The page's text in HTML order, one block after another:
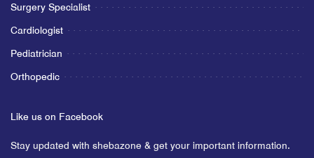
Surgery Specialist
Cardiologist
Pediatrician
Orthopedic
Like us on Facebook
Stay updated with shebazone & get your important information.